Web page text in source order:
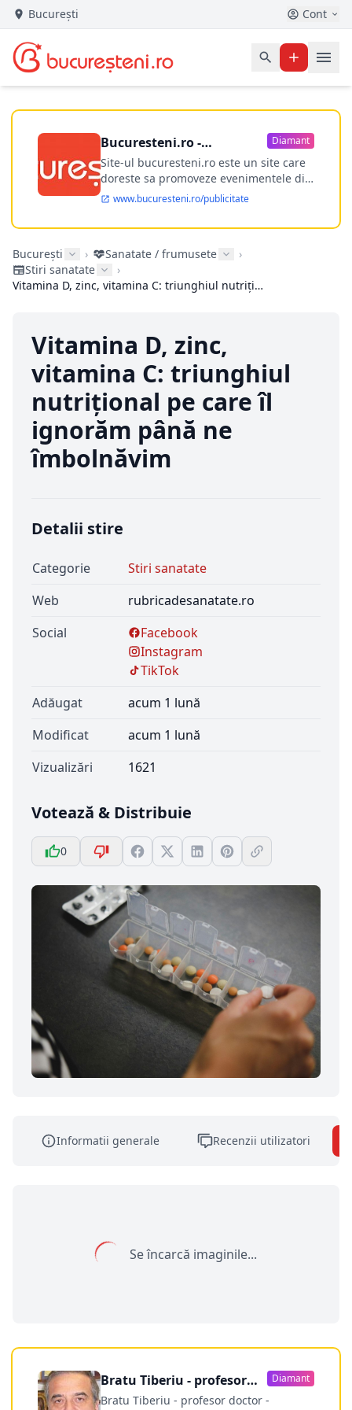
București Cont
Bucuresteni.ro -
publicitate online
Diamant
Site-ul bucuresteni.ro este un site care
doreste sa promoveze evenimentele din
Bucuresti si nu numai, sa puna la
dispozitia utilizatorului cea mai
performanta harta electronica a
ofere posibilitatea firmel...
www.bucuresteni.ro/publicitate
București › Sanatate / frumusete
›
Stiri sanatate
›
Vitamina D, zinc, vitamina C: triunghiul nutrițional pe care îl ignorăm până ne îmbolnăvim
Vitamina D, zinc,
vitamina C: triunghiul
nutrițional pe care îl
ignorăm până ne
îmbolnăvim
Detalii stire
Categorie
Stiri sanatate
Web
rubricadesanatate.ro
Social
Facebook
Instagram
TikTok
Adăugat
acum 1 lună
Modificat
acum 1 lună
Vizualizări
1621
Votează & Distribuie
0
Informatii generale Recenzii utilizatori
Se încarcă imaginile...
Bratu Tiberiu - profesor
doctor
Diamant
Bratu Tiberiu - profesor doctor -